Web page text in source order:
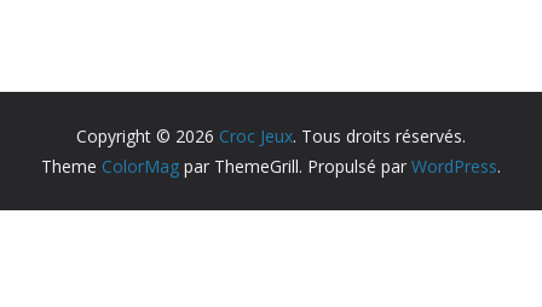
Copyright © 2026 Croc Jeux. Tous droits réservés.
Theme ColorMag par ThemeGrill. Propulsé par WordPress.